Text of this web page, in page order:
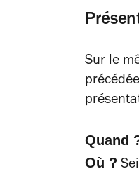
Sur le
Quand
Où ?